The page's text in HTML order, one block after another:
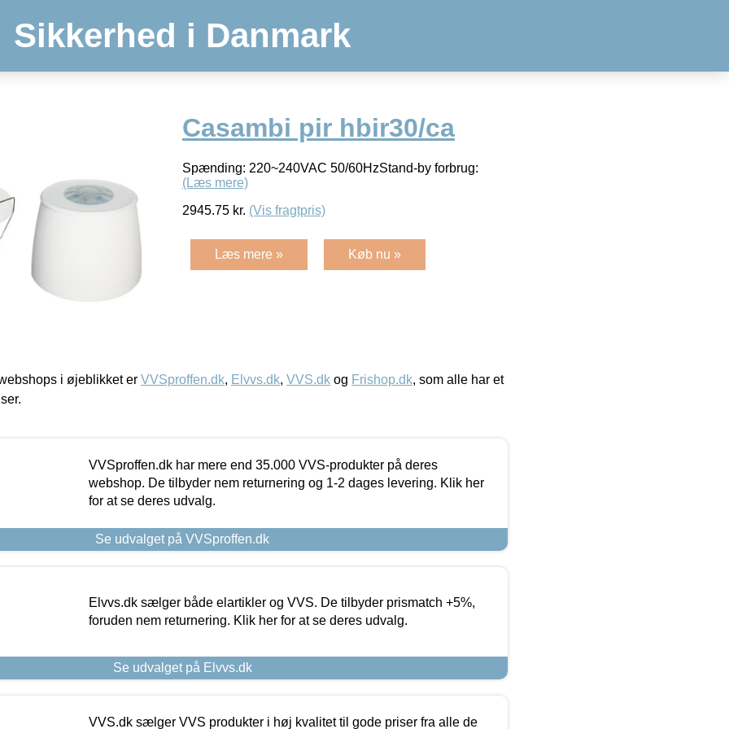
Sikkerhed i Danmark
Casambi pir hbir30/ca
Spænding: 220~240VAC 50/60HzStand-by forbrug:
(Læs mere)
2945.75 kr. (Vis fragtpris)
Læs mere » Køb nu »
i øjeblikket er VVSproffen.dk, Elvvs.dk, VVS.dk og Frishop.dk, som alle har et
VVSproffen.dk har mere end 35.000 VVS-produkter på deres
webshop. De tilbyder nem returnering og 1-2 dages levering. Klik her
for at se deres udvalg.
Se udvalget på VVSproffen.dk
Elvvs.dk sælger både elartikler og VVS. De tilbyder prismatch +5%,
foruden nem returnering. Klik her for at se deres udvalg.
Se udvalget på Elvvs.dk
VVS.dk sælger VVS produkter i høj kvalitet til gode priser fra alle de